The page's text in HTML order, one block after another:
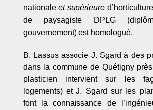
nationaleet supérieure d’
de paysagiste DPLG (dipl
gouvernement) est homologué.
B. Lassus associe J. Sgard à des
dans la commune de Quétigny
plasticien intervient sur les
logements) et J. Sgard sur les
font la connaissance de